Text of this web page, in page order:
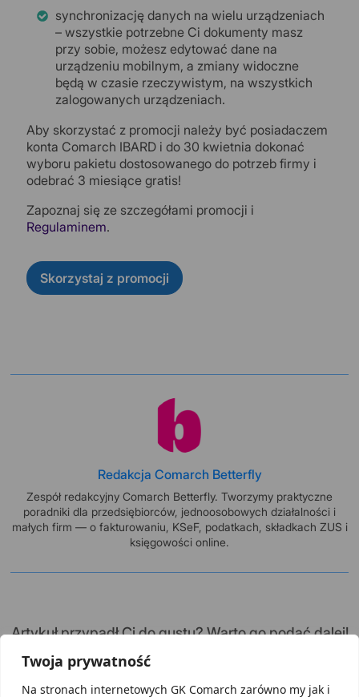
Twoja prywatność
Na stronach internetowych GK Comarch zarówno my jak i
synchronizację danych na wielu urządzeniach
– wszystkie potrzebne Ci dokumenty masz
przy sobie, możesz edytować dane na
urządzeniu mobilnym, a zmiany widoczne
będą w czasie rzeczywistym, na wszystkich
zalogowanych urządzeniach.
Aby skorzystać z promocji należy być posiadaczem
konta Comarch IBARD i do 30 kwietnia dokonać
wyboru pakietu dostosowanego do potrzeb firmy i
odebrać 3 miesiące gratis!
Zapoznaj się ze szczegółami promocji i
Regulaminem.
Skorzystaj z promocji
Redakcja Comarch Betterfly
Zespół redakcyjny Comarch Betterfly. Tworzymy praktyczne
poradniki dla przedsiębiorców, jednoosobowych działalności i
małych firm — o fakturowaniu, KSeF, podatkach, składkach ZUS i
księgowości online.
Artykuł przypadł Ci do gustu? Warto go podać dalej!